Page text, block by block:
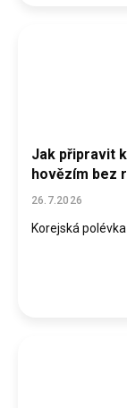
Jak připravit
hovězím bez
26.7.2026
Korejská polévka